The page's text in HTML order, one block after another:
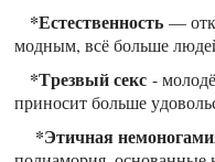
*Естественность —
модным, всё больше
*Трезвый секс-
приносит больше
*Этичная